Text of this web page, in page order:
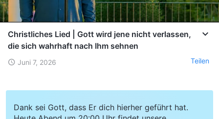
Christliches Lied | Gott wird jene nicht verlassen,
die sich wahrhaft nach Ihm sehnen
Juni 7, 2026 Teilen
Dank sei Gott, dass Er dich hierher geführt hat.